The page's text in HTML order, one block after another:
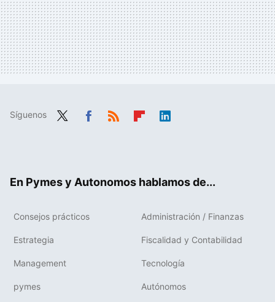
Síguenos
En Pymes y Autonomos hablamos de...
Consejos prácticos Administración / Finanzas
Estrategia Fiscalidad y Contabilidad
Management Tecnología
pymes Autónomos